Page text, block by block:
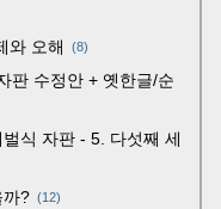
와 오해 (8)
판 수정안 + 옛한글/순
식 자판 - 5. 다섯째 세
까? (12)